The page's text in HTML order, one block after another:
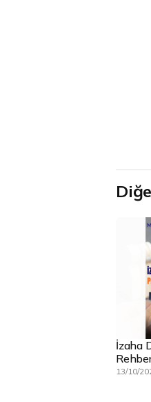
İzaha
13/10/